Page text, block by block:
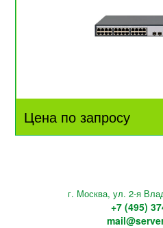
Цена по запросу
г. Москва, ул. 2-я
+7 (495)